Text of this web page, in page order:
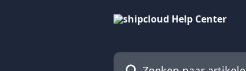
Zoeken naar artikelen ...